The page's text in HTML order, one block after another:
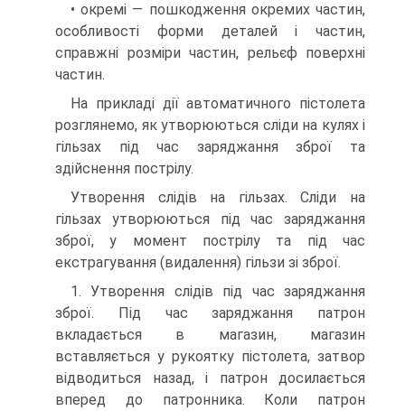
• окремі — пошкодження окремих частин,
особливості форми деталей і частин,
справжні розміри частин, рельєф поверхні
частин.
На прикладі дії автоматичного пістолета
розглянемо, як утворюються сліди на кулях і
гільзах під час заряджання зброї та
здійснення пострілу.
Утворення слідів на гільзах. Сліди на
гільзах утворюються під час заряджання
зброї, у момент пострілу та під час
екстрагування (видалення) гільзи зі зброї.
1. Утворення слідів під час заряджання
зброї. Під час заряджання патрон
вкладається в магазин, магазин
вставляється у рукоятку пістолета, затвор
відводиться назад, і патрон досилається
вперед до патронника. Коли патрон